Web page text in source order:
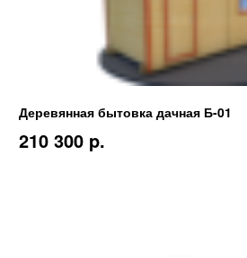
Деревянная бытовка дачная Б-01
210 300 p.